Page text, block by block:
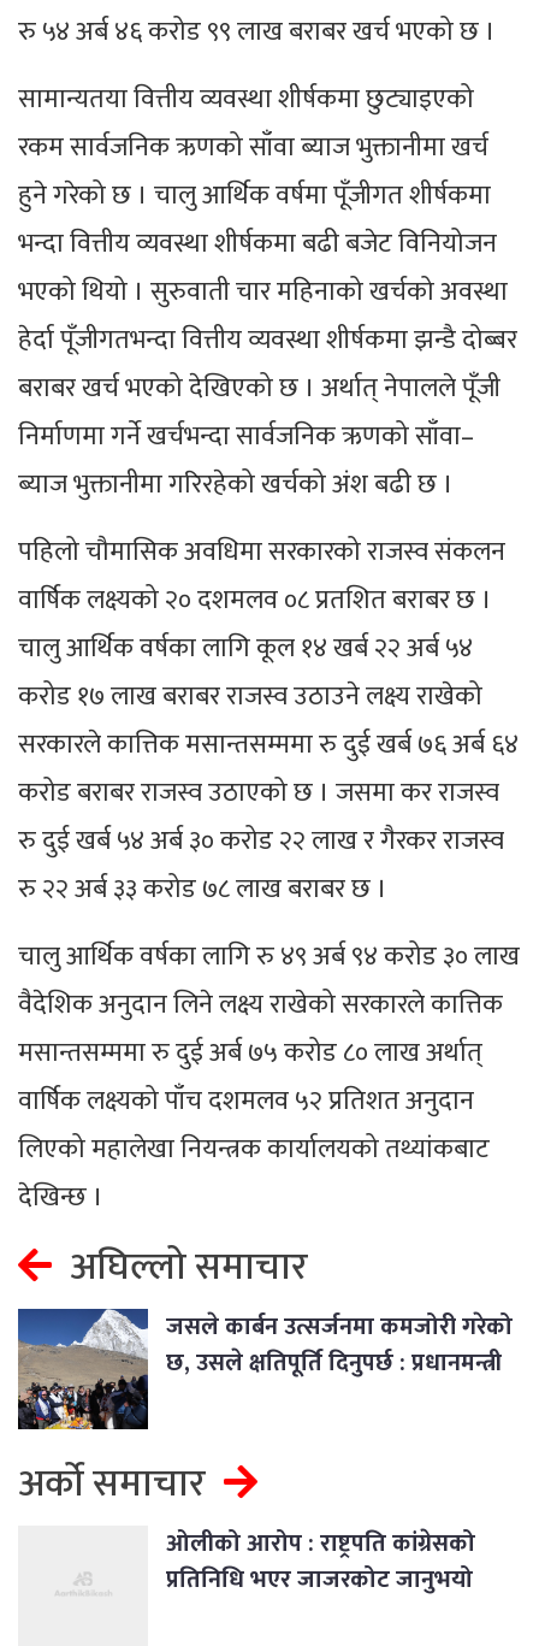
रु ५४ अर्ब ४६ करोड ९९ लाख बराबर खर्च भएको छ ।
सामान्यतया वित्तीय व्यवस्था शीर्षकमा छुट्याइएको
रकम सार्वजनिक ऋणको साँवा ब्याज भुक्तानीमा खर्च
हुने गरेको छ । चालु आर्थिक वर्षमा पूँजीगत शीर्षकमा
भन्दा वित्तीय व्यवस्था शीर्षकमा बढी बजेट विनियोजन
भएको थियो । सुरुवाती चार महिनाको खर्चको अवस्था
हेर्दा पूँजीगतभन्दा वित्तीय व्यवस्था शीर्षकमा झन्डै दोब्बर
बराबर खर्च भएको देखिएको छ । अर्थात् नेपालले पूँजी
निर्माणमा गर्ने खर्चभन्दा सार्वजनिक ऋणको साँवा–
ब्याज भुक्तानीमा गरिरहेको खर्चको अंश बढी छ ।
पहिलो चौमासिक अवधिमा सरकारको राजस्व संकलन
वार्षिक लक्ष्यको २० दशमलव ०८ प्रतशित बराबर छ ।
चालु आर्थिक वर्षका लागि कूल १४ खर्ब २२ अर्ब ५४
करोड १७ लाख बराबर राजस्व उठाउने लक्ष्य राखेको
सरकारले कात्तिक मसान्तसम्ममा रु दुई खर्ब ७६ अर्ब ६४
करोड बराबर राजस्व उठाएको छ । जसमा कर राजस्व
रु दुई खर्ब ५४ अर्ब ३० करोड २२ लाख र गैरकर राजस्व
रु २२ अर्ब ३३ करोड ७८ लाख बराबर छ ।
चालु आर्थिक वर्षका लागि रु ४९ अर्ब ९४ करोड ३० लाख
वैदेशिक अनुदान लिने लक्ष्य राखेको सरकारले कात्तिक
मसान्तसम्ममा रु दुई अर्ब ७५ करोड ८० लाख अर्थात्
वार्षिक लक्ष्यको पाँच दशमलव ५२ प्रतिशत अनुदान
लिएको महालेखा नियन्त्रक कार्यालयको तथ्यांकबाट
देखिन्छ ।
अघिल्लो समाचार
जसले कार्बन उत्सर्जनमा कमजोरी गरेको
छ, उसले क्षतिपूर्ति दिनुपर्छ : प्रधानमन्त्री
अर्को समाचार
ओलीको आरोप : राष्ट्रपति कांग्रेसको
प्रतिनिधि भएर जाजरकोट जानुभयो